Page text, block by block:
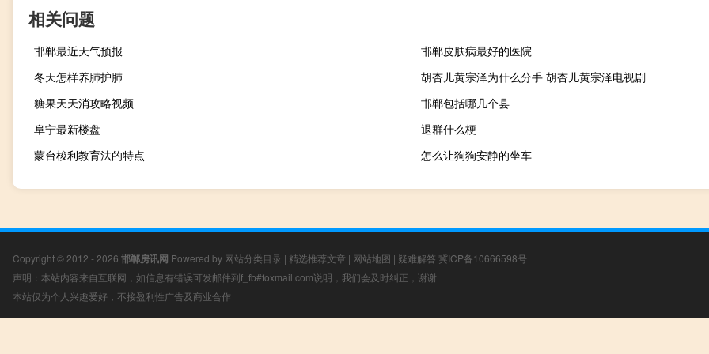
相关问题
邯郸最近天气预报
邯郸皮肤病最好的医院
冬天怎样养肺护肺
胡杏儿黄宗泽为什么分手 胡杏儿黄宗泽电视剧
糖果天天消攻略视频
邯郸包括哪几个县
阜宁最新楼盘
退群什么梗
蒙台梭利教育法的特点
怎么让狗狗安静的坐车
Copyright © 2012 - 2026 邯郸房讯网 Powered by 网站分类目录 | 精选推荐文章 | 网站地图 | 疑难解答 冀ICP备10666598号
声明：本站内容来自互联网，如信息有错误可发邮件到f_fb#foxmail.com说明，我们会及时纠正，谢谢
本站仅为个人兴趣爱好，不接盈利性广告及商业合作